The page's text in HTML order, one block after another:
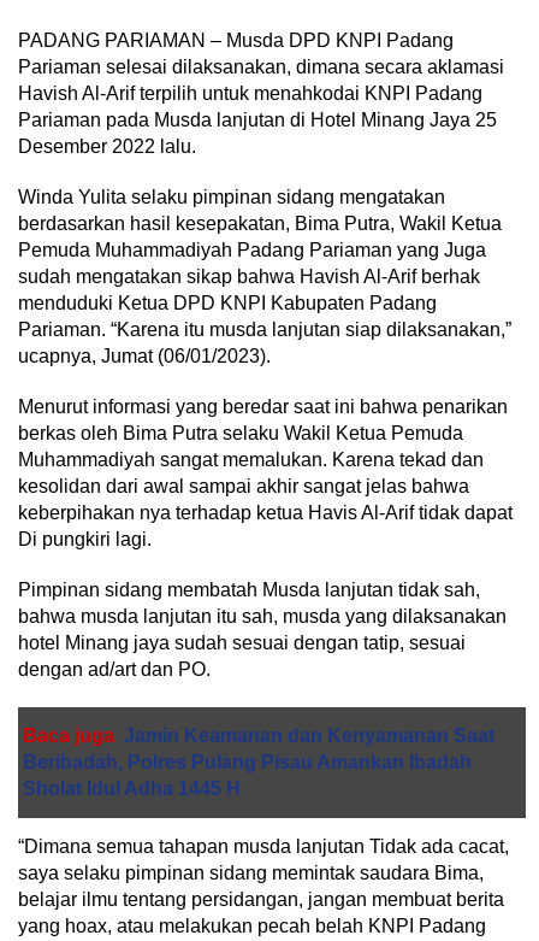
PADANG PARIAMAN – Musda DPD KNPI Padang
Pariaman selesai dilaksanakan, dimana secara aklamasi
Havish Al-Arif terpilih untuk menahkodai KNPI Padang
Pariaman pada Musda lanjutan di Hotel Minang Jaya 25
Desember 2022 lalu.
Winda Yulita selaku pimpinan sidang mengatakan
berdasarkan hasil kesepakatan, Bima Putra, Wakil Ketua
Pemuda Muhammadiyah Padang Pariaman yang Juga
sudah mengatakan sikap bahwa Havish Al-Arif berhak
menduduki Ketua DPD KNPI Kabupaten Padang
Pariaman. “Karena itu musda lanjutan siap dilaksanakan,”
ucapnya, Jumat (06/01/2023).
Menurut informasi yang beredar saat ini bahwa penarikan
berkas oleh Bima Putra selaku Wakil Ketua Pemuda
Muhammadiyah sangat memalukan. Karena tekad dan
kesolidan dari awal sampai akhir sangat jelas bahwa
keberpihakan nya terhadap ketua Havis Al-Arif tidak dapat
Di pungkiri lagi.
Pimpinan sidang membatah Musda lanjutan tidak sah,
bahwa musda lanjutan itu sah, musda yang dilaksanakan
hotel Minang jaya sudah sesuai dengan tatip, sesuai
dengan ad/art dan PO.
Baca juga Jamin Keamanan dan Kenyamanan Saat
Beribadah, Polres Pulang Pisau Amankan Ibadah
Sholat Idul Adha 1445 H
“Dimana semua tahapan musda lanjutan Tidak ada cacat,
saya selaku pimpinan sidang memintak saudara Bima,
belajar ilmu tentang persidangan, jangan membuat berita
yang hoax, atau melakukan pecah belah KNPI Padang